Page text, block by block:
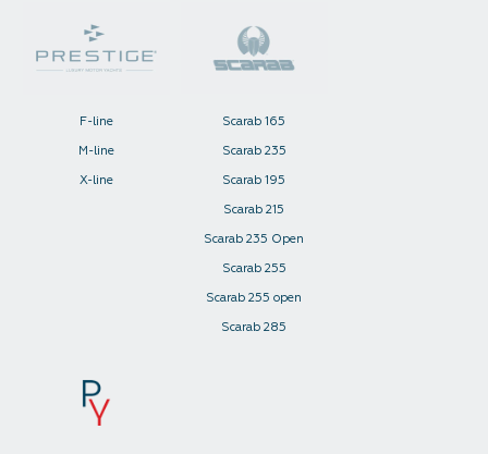
F-line
M-line
X-line
Scarab 165
Scarab 235
Scarab 195
Scarab 215
Scarab 235 Open
Scarab 255
Scarab 255 open
Scarab 285